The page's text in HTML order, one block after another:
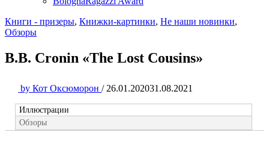
Книги - призеры, Книжки-картинки, Не наши новинки,
Обзоры
B.B. Cronin «The Lost Cousins»
by Кот Оксюморон / 26.01.202031.08.2021
Иллюстрации
Обзоры